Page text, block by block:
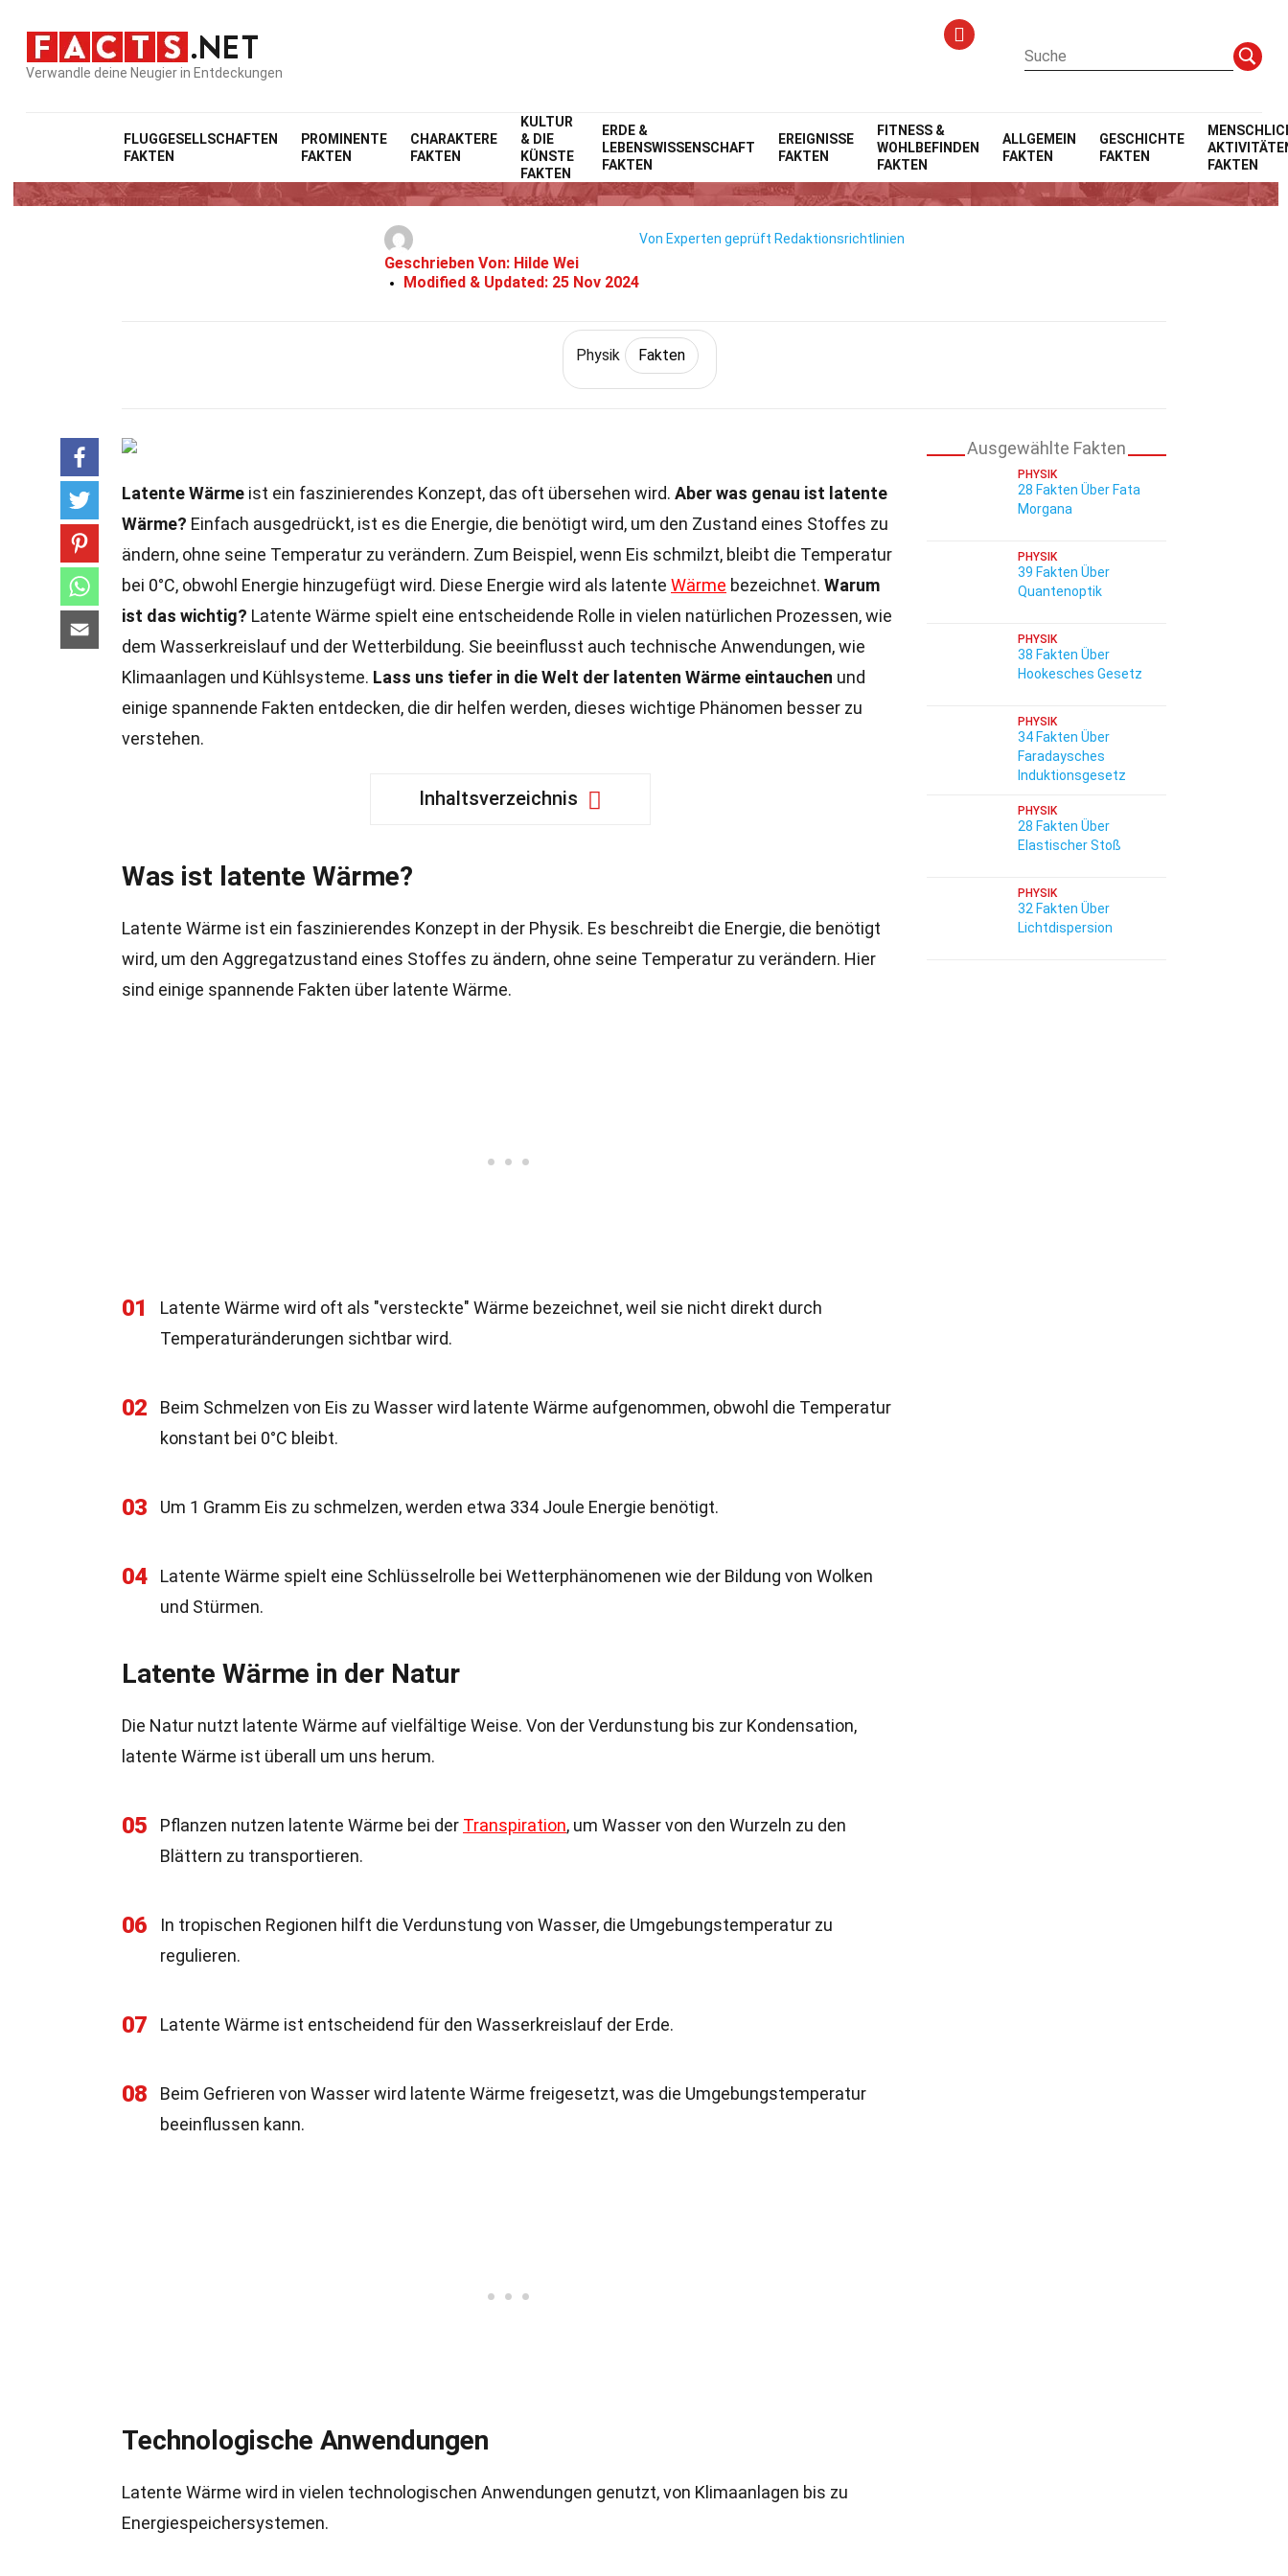
Verwandle deine Neugier in Entdeckungen
FLUGGESELLSCHAFTEN
FAKTEN
PROMINENTE
FAKTEN
CHARAKTERE
FAKTEN
KULTUR
& DIE
KÜNSTE
FAKTEN
ERDE &
LEBENSWISSENSCHAFT
FAKTEN
EREIGNISSE
FAKTEN
FITNESS &
WOHLBEFINDEN
FAKTEN
ALLGEMEIN
FAKTEN
GESCHICHTE
FAKTEN
FAKTEN
Home WissenschaftFakten Fakten
26 Fakten Über Latente Wärme
Geschrieben Von: Hilde Wei
Modified & Updated: 25 Nov 2024
Von Experten geprüft Redaktionsrichtlinien
Physik Fakten
Latente Wärme ist ein faszinierendes Konzept, das oft übersehen wird. Aber was genau ist latente
Wärme? Einfach ausgedrückt, ist es die Energie, die benötigt wird, um den Zustand eines Stoffes zu
ändern, ohne seine Temperatur zu verändern. Zum Beispiel, wenn Eis schmilzt, bleibt die Temperatur
bei 0°C, obwohl Energie hinzugefügt wird. Diese Energie wird als latente Wärme bezeichnet. Warum
ist das wichtig? Latente Wärme spielt eine entscheidende Rolle in vielen natürlichen Prozessen, wie
dem Wasserkreislauf und der Wetterbildung. Sie beeinflusst auch technische Anwendungen, wie
Klimaanlagen und Kühlsysteme. Lass uns tiefer in die Welt der latenten Wärme eintauchen und
einige spannende Fakten entdecken, die dir helfen werden, dieses wichtige Phänomen besser zu
verstehen.
Inhaltsverzeichnis
Was ist latente Wärme?
Latente Wärme ist ein faszinierendes Konzept in der Physik. Es beschreibt die Energie, die benötigt
wird, um den Aggregatzustand eines Stoffes zu ändern, ohne seine Temperatur zu verändern. Hier
sind einige spannende Fakten über latente Wärme.
01
Latente Wärme wird oft als "versteckte" Wärme bezeichnet, weil sie nicht direkt durch
Temperaturänderungen sichtbar wird.
02
Beim Schmelzen von Eis zu Wasser wird latente Wärme aufgenommen, obwohl die Temperatur
konstant bei 0°C bleibt.
03 Um 1 Gramm Eis zu schmelzen, werden etwa 334 Joule Energie benötigt.
04
Latente Wärme spielt eine Schlüsselrolle bei Wetterphänomenen wie der Bildung von Wolken
und Stürmen.
Latente Wärme in der Natur
Die Natur nutzt latente Wärme auf vielfältige Weise. Von der Verdunstung bis zur Kondensation,
latente Wärme ist überall um uns herum.
05 Pflanzen nutzen latente Wärme bei der Transpiration, um Wasser von den Wurzeln zu den
Blättern zu transportieren.
06
In tropischen Regionen hilft die Verdunstung von Wasser, die Umgebungstemperatur zu
regulieren.
07 Latente Wärme ist entscheidend für den Wasserkreislauf der Erde.
08
Beim Gefrieren von Wasser wird latente Wärme freigesetzt, was die Umgebungstemperatur
beeinflussen kann.
Technologische Anwendungen
Latente Wärme wird in vielen technologischen Anwendungen genutzt, von Klimaanlagen bis zu
Energiespeichersystemen.
Ausgewählte Fakten
PHYSIK
28 Fakten Über Fata
Morgana
PHYSIK
39 Fakten Über
Quantenoptik
PHYSIK
38 Fakten Über
Hookesches Gesetz
PHYSIK
34 Fakten Über
Faradaysches
Induktionsgesetz
PHYSIK
28 Fakten Über
Elastischer Stoß
PHYSIK
32 Fakten Über
Lichtdispersion